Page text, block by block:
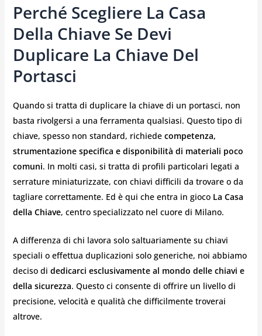
Perché Scegliere La Casa
Della Chiave Se Devi
Duplicare La Chiave Del
Portasci
Quando si tratta di duplicare la chiave di un portasci, non
basta rivolgersi a una ferramenta qualsiasi. Questo tipo di
chiave, spesso non standard, richiede competenza,
strumentazione specifica e disponibilità di materiali poco
comuni. In molti casi, si tratta di profili particolari legati a
serrature miniaturizzate, con chiavi difficili da trovare o da
tagliare correttamente. Ed è qui che entra in gioco La Casa
della Chiave, centro specializzato nel cuore di Milano.
A differenza di chi lavora solo saltuariamente su chiavi
speciali o effettua duplicazioni solo generiche, noi abbiamo
deciso di dedicarci esclusivamente al mondo delle chiavi e
della sicurezza. Questo ci consente di offrire un livello di
precisione, velocità e qualità che difficilmente troverai
altrove.